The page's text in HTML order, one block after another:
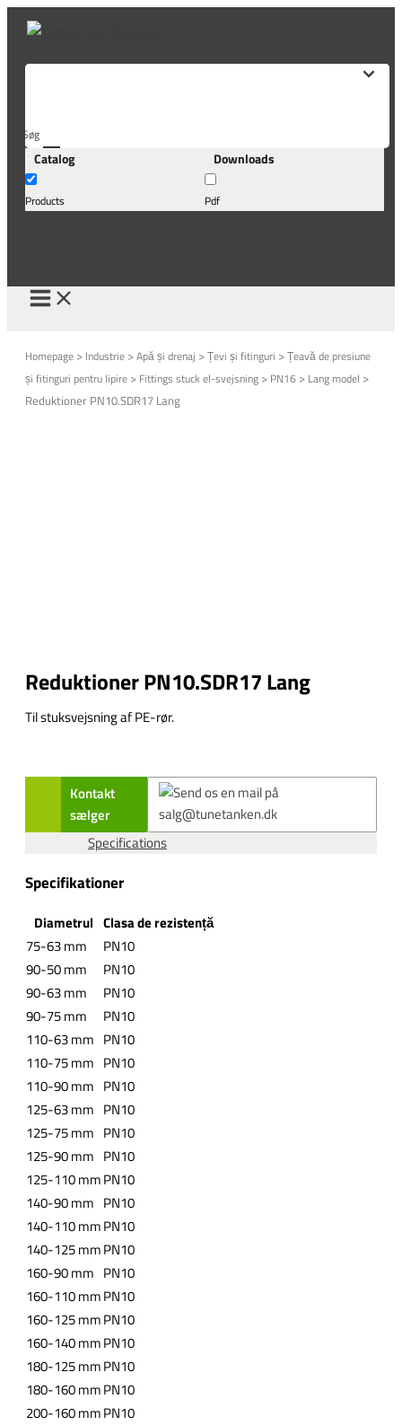
Skip
content
Søg
her...
Catalog
Products
Downloads
Pdf
Homepage > Industrie >Apă și drenaj >Țevi și fitinguri >Țeavă de presiune
și fitinguri pentru lipire > Fittings stuck el-svejsning > PN16 > Lang model >
Reduktioner PN10.SDR17 Lang
Reduktioner PN10.SDR17 Lang
Til stuksvejsning af PE-rør.
Kontakt
sælger
Specifications
Specifikationer
Diametrul Clasa de rezistență
75-63 mm
PN10
90-50 mm
PN10
90-63 mm
PN10
90-75 mm
PN10
110-63 mm PN10
110-75 mm PN10
110-90 mm PN10
125-63 mm PN10
125-75 mm PN10
125-90 mm PN10
125-110 mmPN10
140-90 mm PN10
140-110 mmPN10
140-125 mmPN10
160-90 mm PN10
160-110 mmPN10
160-125 mmPN10
160-140 mmPN10
180-125 mmPN10
180-160 mmPN10
200-160 mmPN10